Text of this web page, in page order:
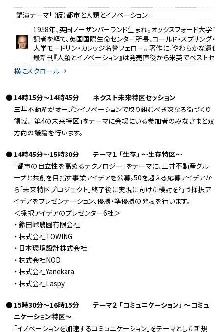
講演テーマ「（仮）都市と人類とイノベーション」
1958年、英国ノーザンバーランド生まれ。オックスフォード大学
記者を経て、英国国際生命センター所長、コールド・スプリング
大学モードリン・カレッジ名誉フェロー。 著作に『やわらかな遺
最新刊『人類とイノベーション』は発売直後から米英でベストセ
14時15分～14時45分 ネクスト未来特区セッション
三井不動産がオープンイノベーションで取り組むべき次なる街づくり
領域、「第4の未来特区」をテーマに会場にいる参加者のみなさまと双
方向の議論を行います。
14時45分～15時30分 テーマ１ 「生存」 ～生存特区～
「都市の自立性を高めるテクノロジー」をテーマに、三井不動産グル
ープと共創を目指す事業アイデアを公募。50を超える応募アイデアか
ら「未来特区プロジェクト」終了後に実現に向けた検討を行う採択ア
イデアをプレゼンテーション、優勝・準優勝の発表を行います。
＜採択アイデアのプレゼンター6社＞
・ 鈴田峠農園有限会社
・ 株式会社TOWING
・ 日本環境設計株式会社
・ 株式会社NOD
・ 株式会社Yanekara
・ 株式会社Laspy
15時30分～16時15分 テーマ２ 「コミュニケーション」 ～コミュ
ニケーション特区～
「イノベーションを加速するコミュニケーション」をテーマとした新規